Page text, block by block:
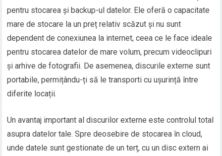
pentru stocarea și backup-ul datelor. Ele oferă o capacitate
mare de stocare la un preț relativ scăzut și nu sunt
dependent de conexiunea la internet, ceea ce le face ideale
pentru stocarea datelor de mare volum, precum videoclipuri
și arhive de fotografii. De asemenea, discurile externe sunt
portabile, permițându-ți să le transporti cu ușurință între
diferite locații.
Un avantaj important al discurilor externe este controlul total
asupra datelor tale. Spre deosebire de stocarea în cloud,
unde datele sunt gestionate de un terț, cu un disc extern ai